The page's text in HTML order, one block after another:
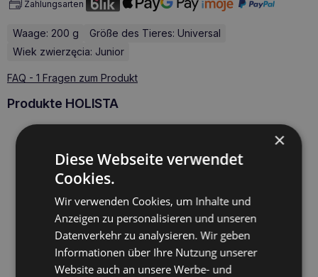
Zahlungsarten
Waage: 200 g
Größe des Tieres: Universal
Wiek zwierzęcia: Junior
FAQ - 1 Fragen zum Produkt
Produkte HOLISTA
×
Diese Webseite verwendet
Cookies.
Wir verwenden Cookies, um Inhalte und
Anzeigen zu personalisieren und unseren
Datenverkehr zu analysieren. Wir geben
Informationen über Ihre Nutzung unserer
Website auch an unsere Werbe- und